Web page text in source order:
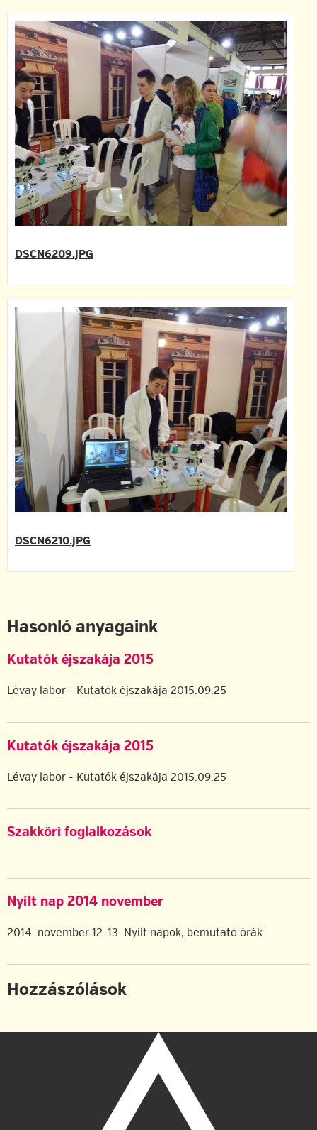
DSCN6209.JPG
DSCN6210.JPG
Hasonló anyagaink
Kutatók éjszakája 2015
Lévay labor - Kutatók éjszakája 2015.09.25
Kutatók éjszakája 2015
Lévay labor - Kutatók éjszakája 2015.09.25
Szakköri foglalkozások
Nyílt nap 2014 november
2014. november 12-13. Nyílt napok, bemutató órák
Hozzászólások